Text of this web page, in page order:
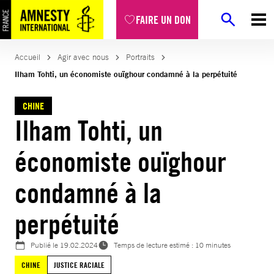
FAIRE UN DON
Aller
au
contenu
Accueil Agir avec nous
Portraits
Ilham Tohti, un économiste ouïghour condamné à la perpétuité
CHINE
Ilham Tohti, un
économiste ouïghour
condamné à la
perpétuité
Publié le 19.02.2024
Temps de lecture estimé : 10 minutes
CHINE
JUSTICE RACIALE